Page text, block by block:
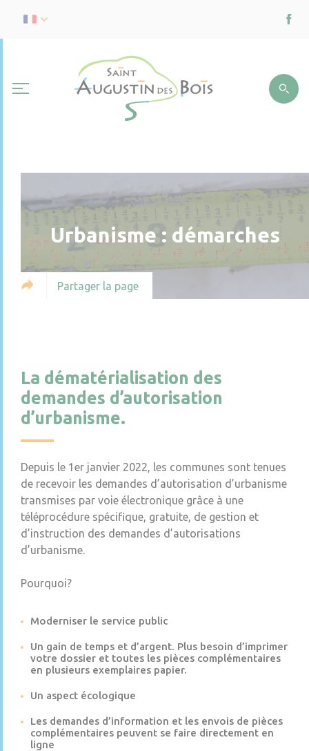
Urbanisme : démarches
Partager la page
La dématérialisation des
demandes d’autorisation
d’urbanisme.
Depuis le 1er janvier 2022, les communes sont tenues
de recevoir les demandes d’autorisation d’urbanisme
transmises par voie électronique grâce à une
téléprocédure spécifique, gratuite, de gestion et
d’instruction des demandes d’autorisations
d’urbanisme.
Pourquoi?
Moderniser le service public
Un gain de temps et d’argent. Plus besoin d’imprimer
votre dossier et toutes les pièces complémentaires
en plusieurs exemplaires papier.
Un aspect écologique
Les demandes d’information et les envois de pièces
complémentaires peuvent se faire directement en
ligne